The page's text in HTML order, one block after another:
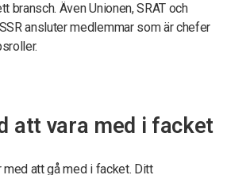
bransch. Även Unionen, SRAT och
ansluter medlemmar som är chefer
att vara med i facket
att gå med i facket. Ditt